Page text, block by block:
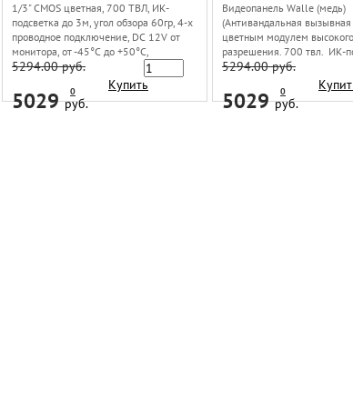
1/3" CMOS цветная, 700 ТВЛ, ИК-
подсветка до 3м, угол обзора 60гр, 4-х
проводное подключение, DC 12V от
монитора, от -45°С до +50°С,
122х41х23 мм, антивандальный
корпус, цвет: серебро/медь/черный
5294.00 руб.
5029 0
руб.
Купить
Видеопанель Walle (медь)
(Антивандальная вызывная
цветным модулем высокого
разрешения. 700 твл. ИК-
высококачественный звук,
регулировка громкости
Стандартная
подключения. Совместима
5294.00 руб.
5029 0
руб.